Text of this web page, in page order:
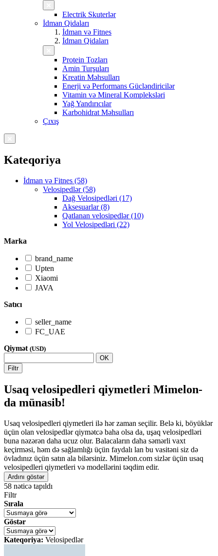
Electrik Skuterlər
İdman Qidaları
İdman və Fitnes
İdman Qidaları
Protein Tozları
Amin Turşuları
Kreatin Məhsulları
Enerji və Performans Gücləndiricilər
Vitamin və Mineral Kompleksləri
Yağ Yandırıcılar
Karbohidrat Məhsulları
Çıxış
Kateqoriya
İdman və Fitnes (58)
Velosipedlər (58)
Dağ Velosipedləri (17)
Aksesuarlar (8)
Qatlanan velosipedlər (10)
Yol Velosipedləri (22)
Marka
brand_name
Upten
Xiaomi
JAVA
Satıcı
seller_name
FC_UAE
Qiymət (USD)
OK
Filtr
Usaq velosipedleri qiymetleri Mimelon-
da münasib!
Usaq velosipedleri qiymetleri ilə hər zaman seçilir. Belə ki, böyüklər
üçün olan velosipedlər qiymətcə baha olsa da, uşaq velosipedləri
buna nəzərən daha ucuz olur. Balacaların daha səmərli vaxt
keçirməsi, həm də sağlamlığı üçün faydalı lan bu vasitəni siz də
övladınız üçün satın ala bilərsiniz. Mimelon.com sizlər üçün usaq
velosipedleri qiymetleri və modellərini təqdim edir.
Ardını göstər
58 nəticə tapıldı
Filtr
Sırala
Göstər
Kateqoriya: Velosipedlər